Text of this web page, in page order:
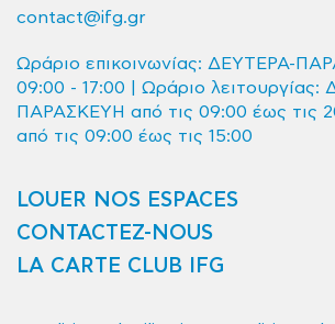
contact@ifg.gr
Ωράριο επικοινωνίας: ΔΕΥΤΕΡΑ-
09:00 - 17:00 | Ωράριο λειτουργίας:
ΠΑΡΑΣΚΕΥΗ από τις 09:00 έως τις
από τις 09:00 έως τις 15:00
LOUER NOS ESPACES
CONTACTEZ-NOUS
LA CARTE CLUB IFG